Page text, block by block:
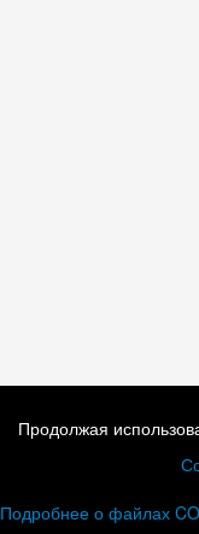
Продолжая
Подробнее о файлах